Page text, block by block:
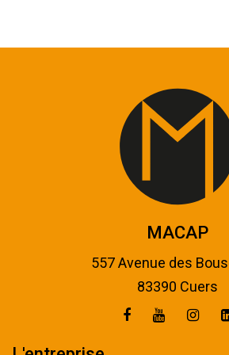
MACAP
557 Avenue des
83390 Cuers